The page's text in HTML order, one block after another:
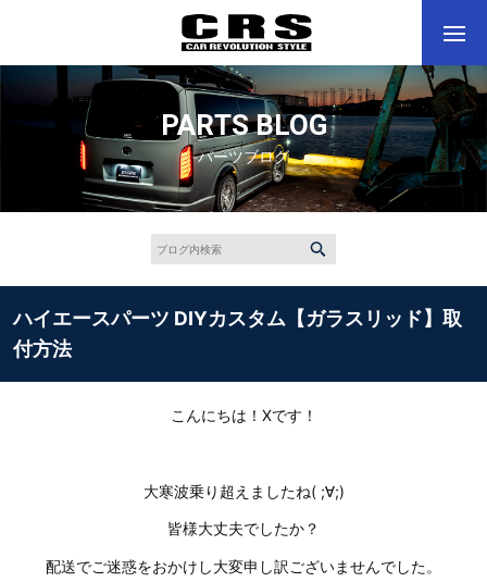
PARTS BLOG
パーツブログ
ハイエースパーツ DIYカスタム【ガラスリッド】取
付方法
こんにちは！Xです！
大寒波乗り超えましたね( ;∀;)
皆様大丈夫でしたか？
配送でご迷惑をおかけし大変申し訳ございませんでした。